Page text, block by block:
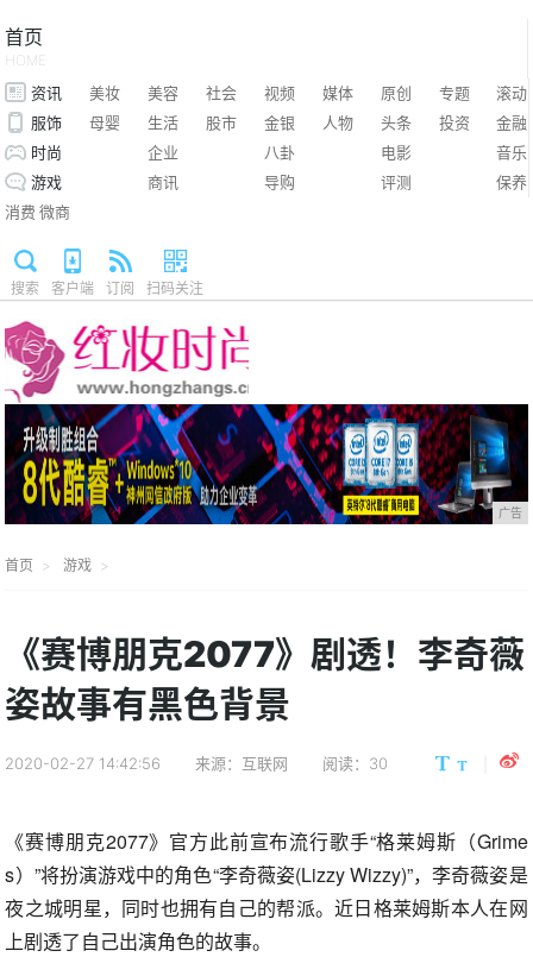
首页
HOME
资讯 美妆 美容 社会 视频 媒体 原创 专题
滚动
服饰
母婴 生活 股市 金银 人物 头条 投资
金融
时尚
企业 八卦 电影
音乐
游戏
商讯 导购 评测
保养
消费 微商
搜索 客户端 订阅 扫码关注
广告
首页 游戏
《赛博朋克2077》剧透！李奇薇
姿故事有黑色背景
2020-02-27 14:42:56 来源：互联网 阅读：30
《赛博朋克2077》官方此前宣布流行歌手“格莱姆斯（Grime
s）”将扮演游戏中的角色“李奇薇姿(Lizzy Wizzy)”，李奇薇姿是
夜之城明星，同时也拥有自己的帮派。近日格莱姆斯本人在网
上剧透了自己出演角色的故事。